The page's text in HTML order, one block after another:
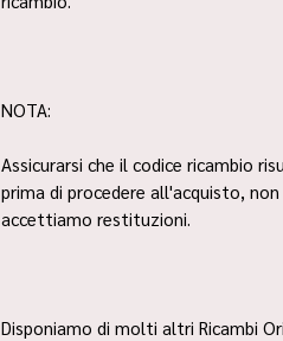
NOTA:
Assicurarsi che il codice ricambio
prima di procedere all'acquisto,
accettiamo restituzioni.
Disponiamo di molti altri Ricambi